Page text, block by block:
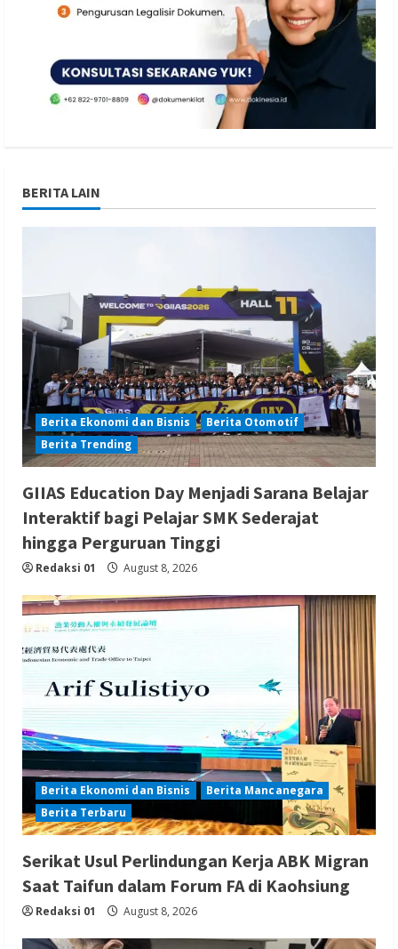
BERITA LAIN
Berita Ekonomi dan Bisnis
Berita Otomotif
Berita Trending
GIIAS Education Day Menjadi Sarana Belajar
Interaktif bagi Pelajar SMK Sederajat
hingga Perguruan Tinggi
Redaksi 01 August 8, 2026
Berita Ekonomi dan Bisnis
Berita Mancanegara
Berita Terbaru
Serikat Usul Perlindungan Kerja ABK Migran
Saat Taifun dalam Forum FA di Kaohsiung
Redaksi 01 August 8, 2026